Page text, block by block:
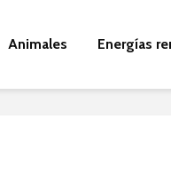
Animales Energías